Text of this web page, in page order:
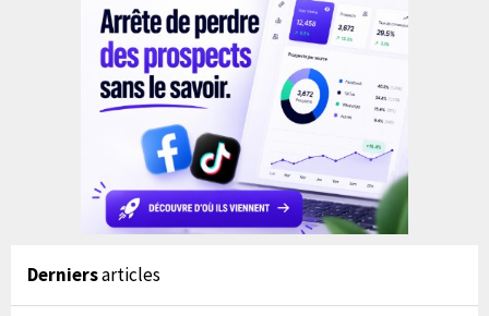
Derniersarticles